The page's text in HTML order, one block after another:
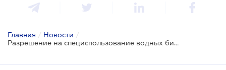
Главная / Новости /
Разрешение на специспользование водных биоресурсов